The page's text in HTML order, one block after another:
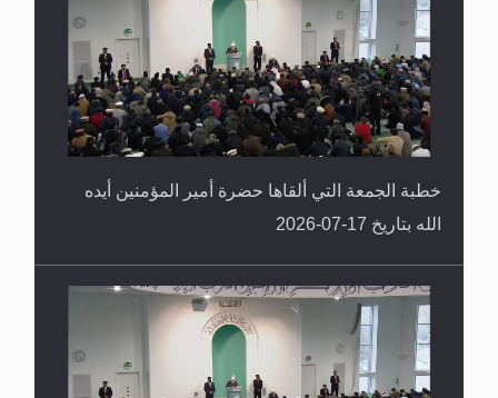
خطبة الجمعة التي ألقاها حضرة أمير المؤمنين أيده
الله بتاريخ 17-07-2026